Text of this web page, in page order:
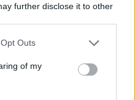
further disclose it to other
Outs
of my
sina öl i det lokala
på marknaden sedan i
och ölen har varit så
bryggeriet och de andra
Krüger och David